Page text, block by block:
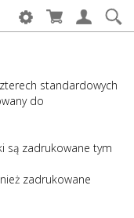
standardowych
do
są zadrukowane tym
zadrukowane